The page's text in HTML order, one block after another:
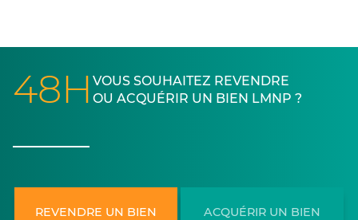
48H VOUS SOUHAITEZ REVENDRE
OU ACQUÉRIR UN BIEN LMNP ?
REVENDRE UN BIEN ACQUÉRIR UN BIEN